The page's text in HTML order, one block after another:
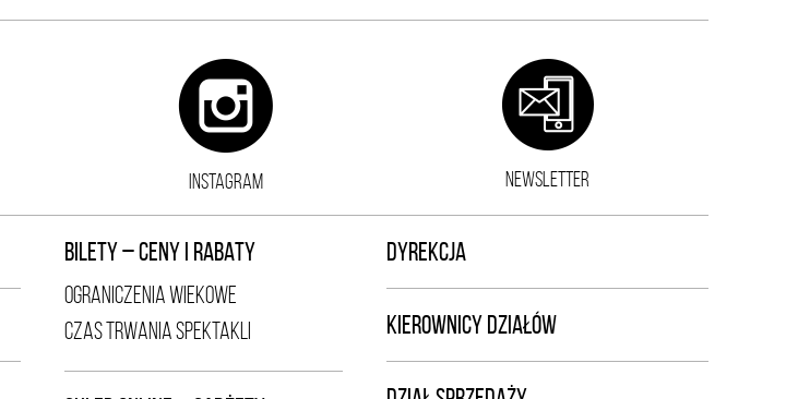
INSTAGRAM NEWSLETTER
BILETY – CENY I RABATY
OGRANICZENIA WIEKOWE
CZAS TRWANIA SPEKTAKLI
DYREKCJA
KIEROWNICY DZIAŁÓW